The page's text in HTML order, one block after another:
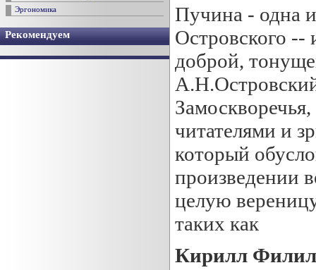
Эргономика
Рекомендуем
Пучина - одна
Островского --
доброй,
читателями и
который
произведении
целую
таких как
Кирилл